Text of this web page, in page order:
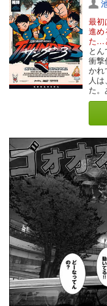
色々な事情により、やり
活をしていることもある
物語の中に登場する朝
彼女は地元で結婚し専業
主婦だから時間がある
されるのですが、そう
定を埋められ自分の時
時間があるように見え
ーちゃんと同じ状況の
登場人物の背景がとて
物語もいまのところド
れません。
ですが、そのゆったり感
ゆったりとした中にド
アルな人生ドラマを見て
昨今、女性の人生やり
象があります。
ですがこの物語は、「
メッセージというより
いいよ」と優しく伝えて
それぞれの事情で今があ
どれが正解でどれが駄
ただ、なるべく楽しく
詰まった作品です。
最初
進め
た…
と
衝
かれ
人
た